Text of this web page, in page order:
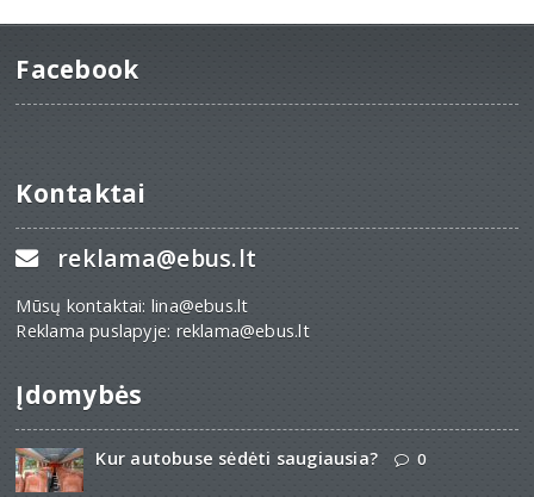
Facebook
Kontaktai
reklama@ebus.lt
Mūsų kontaktai: lina@ebus.lt
Reklama puslapyje: reklama@ebus.lt
Įdomybės
Kur autobuse sėdėti saugiausia? 0